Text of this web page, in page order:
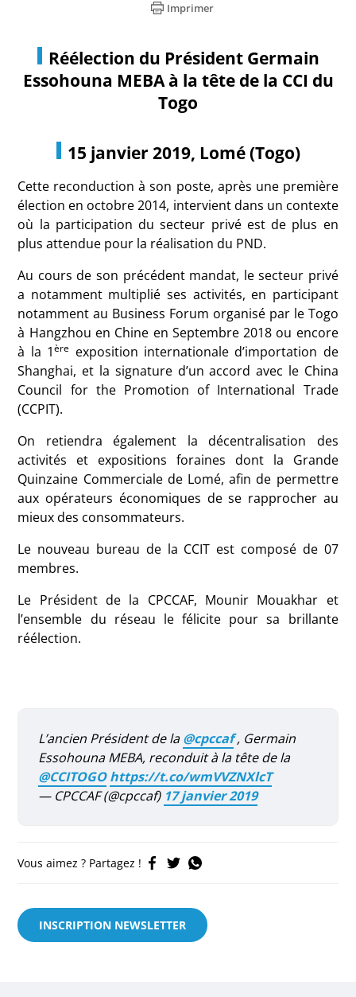
Imprimer
Réélection du Président Germain
Essohouna MEBA à la tête de la CCI du
Togo
15 janvier 2019, Lomé (Togo)
Cette reconduction à son poste, après une première
élection en octobre 2014, intervient dans un contexte
où la participation du secteur privé est de plus en
plus attendue pour la réalisation du PND.
Au cours de son précédent mandat, le secteur privé
a notamment multiplié ses activités, en participant
notamment au Business Forum organisé par le Togo
à Hangzhou en Chine en Septembre 2018 ou encore
à la 1ère exposition internationale d’importation de
Shanghai, et la signature d’un accord avec le China
Council for the Promotion of International Trade
(CCPIT).
On retiendra également la décentralisation des
activités et expositions foraines dont la Grande
Quinzaine Commerciale de Lomé, afin de permettre
aux opérateurs économiques de se rapprocher au
mieux des consommateurs.
Le nouveau bureau de la CCIT est composé de 07
membres.
Le Président de la CPCCAF, Mounir Mouakhar et
l’ensemble du réseau le félicite pour sa brillante
réélection.
L’ancien Président de la@cpccaf, Germain
Essohouna MEBA, reconduit à la tête de la
@CCITOGO https://t.co/wmVVZNXlcT
— CPCCAF (@cpccaf) 17 janvier 2019
Vous aimez ? Partagez !
INSCRIPTION NEWSLETTER